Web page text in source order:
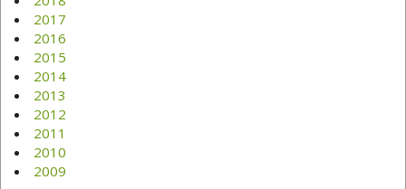
2017
2016
2015
2014
2013
2012
2011
2010
2009